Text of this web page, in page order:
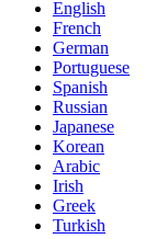
English
French
German
Portuguese
Spanish
Russian
Japanese
Korean
Arabic
Irish
Greek
Turkish